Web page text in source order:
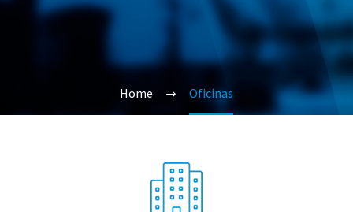
Home Oficinas